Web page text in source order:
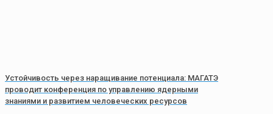
Устойчивость через наращивание потенциала: МАГАТЭ
проводит конференция по управлению ядерными
знаниями и развитием человеческих ресурсов